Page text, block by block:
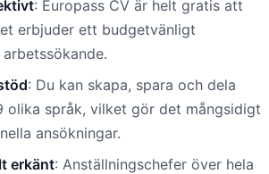
: Europass CV är helt gratis att
erbjuder ett budgetvänligt
: Du kan skapa, spara och dela
olika språk, vilket gör det mångsidigt
ansökningar.
erkänt: Anställningschefer över hela